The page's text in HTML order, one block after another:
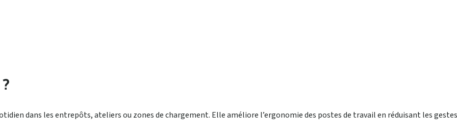
dans les entrepôts, ateliers ou zones de chargement. Elle améliore l’ergonomie des postes de travail en réduisant les